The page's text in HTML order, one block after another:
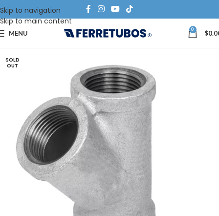
Skip to navigation
Skip to main content
MENU 0 $
SOLD
OUT